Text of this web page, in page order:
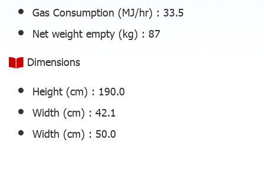
Gas Consumption (MJ/hr) : 33.5
Net weight empty (kg) : 87
Dimensions
Height (cm) : 190.0
Width (cm) : 42.1
Width (cm) : 50.0